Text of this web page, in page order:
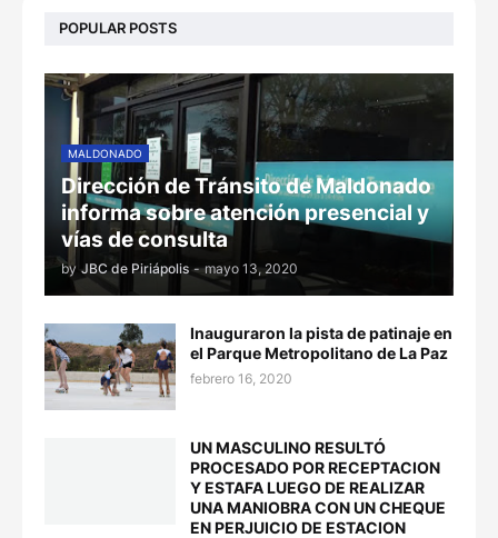
POPULAR POSTS
MALDONADO
Dirección de Tránsito de Maldonado
informa sobre atención presencial y
vías de consulta
by JBC de Piriápolis - mayo 13, 2020
Inauguraron la pista de patinaje en
el Parque Metropolitano de La Paz
febrero 16, 2020
UN MASCULINO RESULTÓ
PROCESADO POR RECEPTACION
Y ESTAFA LUEGO DE REALIZAR
UNA MANIOBRA CON UN CHEQUE
EN PERJUICIO DE ESTACION